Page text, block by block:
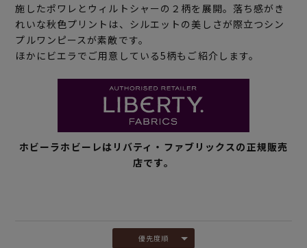
施したポワレとウィルトシャーの２柄を展開。落ち感がき
れいな秋色プリントは、シルエットの美しさが際立つシン
プルワンピースが素敵です。
ほかにビエラでご用意している5柄もご紹介します。
ホビーラホビーレはリバティ・ファブリックスの正規販売
店です。
優先度順